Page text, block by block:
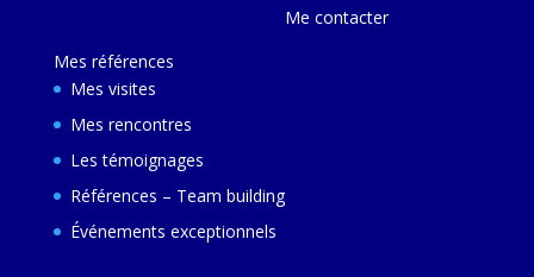
Mes références
Mes visites
Mes rencontres
Les témoignages
Références – Team building
Événements exceptionnels
Me contacter